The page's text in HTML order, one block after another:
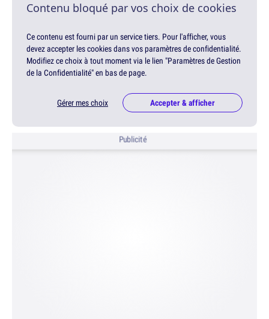
Contenu bloqué par vos choix de cookies
Ce contenu est fourni par un service tiers. Pour l'afficher, vous
devez accepter les cookies dans vos paramètres de confidentialité.
Modifiez ce choix à tout moment via le lien "Paramètres de Gestion
de la Confidentialité" en bas de page.
Gérer mes choix Accepter & afficher
Publicité